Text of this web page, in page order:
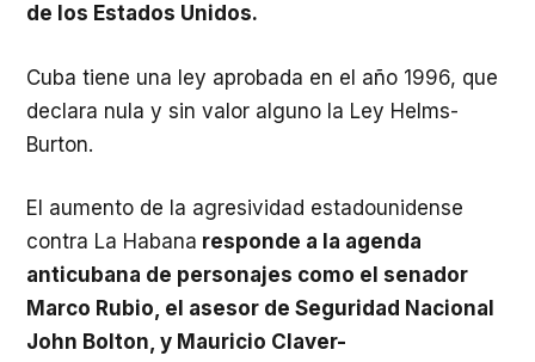
de los Estados Unidos.
Cuba tiene una ley aprobada en el año 1996, que
declara nula y sin valor alguno la Ley Helms-
Burton.
El aumento de la agresividad estadounidense
contra La Habana responde a la agenda
anticubana de personajes como el senador
Marco Rubio, el asesor de Seguridad Nacional
John Bolton, y Mauricio Claver-